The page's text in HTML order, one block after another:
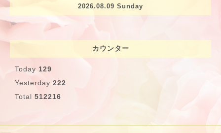
2026.08.09 Sunday
カウンター
Today 129
Yesterday 222
Total 512216